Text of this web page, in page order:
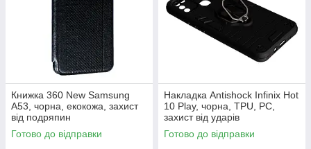
Книжка 360 New Samsung
A53, чорна, екокожа, захист
від подряпин
Готово до відправки
Накладка Antishock Infinix Hot
10 Play, чорна, TPU, PC,
захист від ударів
Готово до відправки